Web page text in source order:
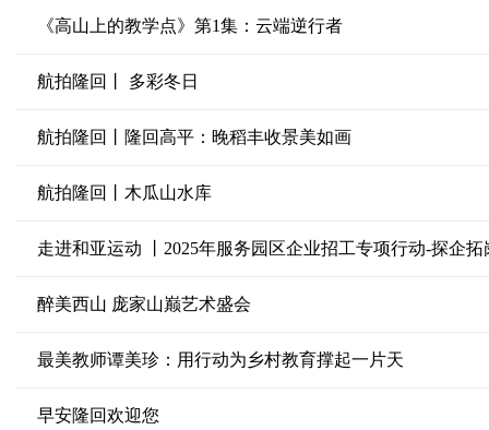
《高山上的教学点》第1集：云端逆行者
航拍隆回丨 多彩冬日
航拍隆回丨隆回高平：晚稻丰收景美如画
航拍隆回丨木瓜山水库
走进和亚运动 丨2025年服务园区企业招工专项行动-探企拓
醉美西山 庞家山巅艺术盛会
最美教师谭美珍：用行动为乡村教育撑起一片天
早安隆回欢迎您